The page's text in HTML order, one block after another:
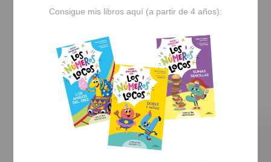
Consigue mis libros aquí (a partir de 4 años):